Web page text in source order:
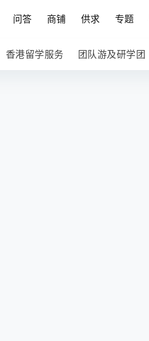
问答 商铺 供求 专题
香港留学服务 团队游及研学团